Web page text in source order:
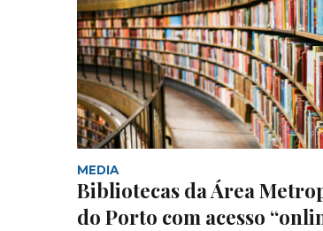
MEDIA
Bibliotecas da Área
do Porto com acesso